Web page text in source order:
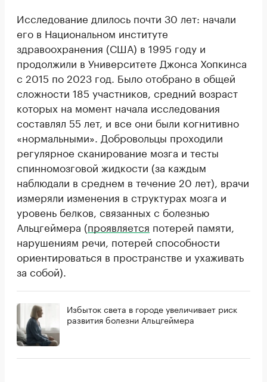
Исследование длилось почти 30 лет: начали
его в Национальном институте
здравоохранения (США) в 1995 году и
продолжили в Университете Джонса Хопкинса
с 2015 по 2023 год. Было отобрано в общей
сложности 185 участников, средний возраст
которых на момент начала исследования
составлял 55 лет, и все они были когнитивно
«нормальными». Добровольцы проходили
регулярное сканирование мозга и тесты
спинномозговой жидкости (за каждым
наблюдали в среднем в течение 20 лет), врачи
измеряли изменения в структурах мозга и
уровень белков, связанных с болезнью
Альцгеймера (проявляется потерей памяти,
нарушениям речи, потерей способности
ориентироваться в пространстве и ухаживать
за собой).
Избыток света в городе увеличивает риск
развития болезни Альцгеймера